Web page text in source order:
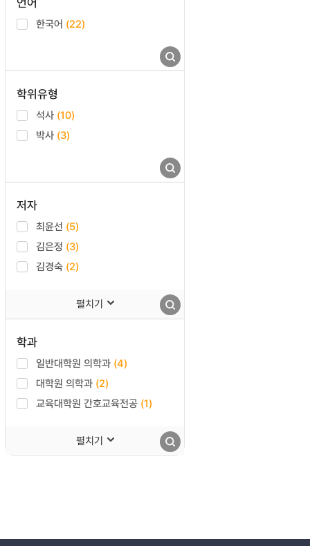
한국어 (22)
학위유형
석사 (10)
박사 (3)
저자
최윤선 (5)
김은정 (3)
김경숙 (2)
펼치기
학과
일반대학원 의학과 (4)
대학원 의학과 (2)
교육대학원 간호교육전공 (1)
펼치기